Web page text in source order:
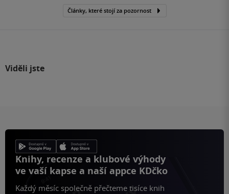
Články, které stojí za pozornost
Viděli jste
Knihy, recenze a klubové výhody
ve vaší kapse a naší appce KDčko
Každý měsíc společně přečteme tisíce knih